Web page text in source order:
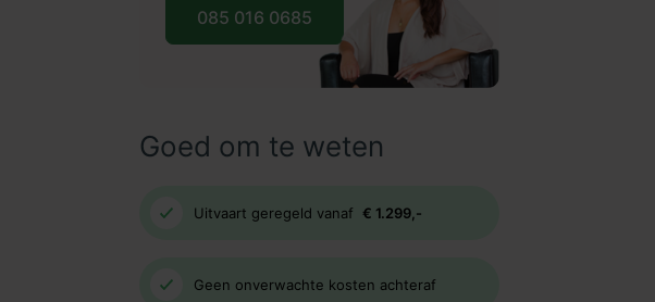
085 016 0685
Goed om te weten
Uitvaart geregeld vanaf € 1.299,-
Geen onverwachte kosten achteraf